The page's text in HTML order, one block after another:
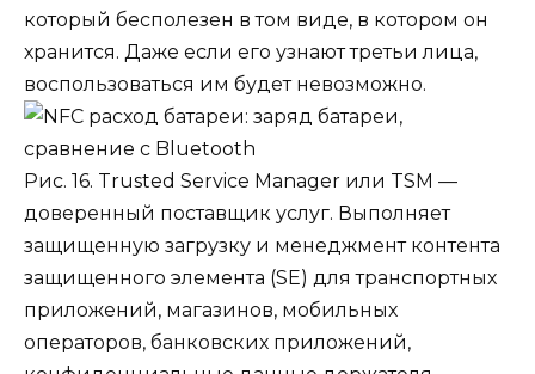
который бесполезен в том виде, в котором он
хранится. Даже если его узнают третьи лица,
воспользоваться им будет невозможно.
Рис. 16. Trusted Service Manager или TSM —
доверенный поставщик услуг. Выполняет
защищенную загрузку и менеджмент контента
защищенного элемента (SE) для транспортных
приложений, магазинов, мобильных
операторов, банковских приложений,